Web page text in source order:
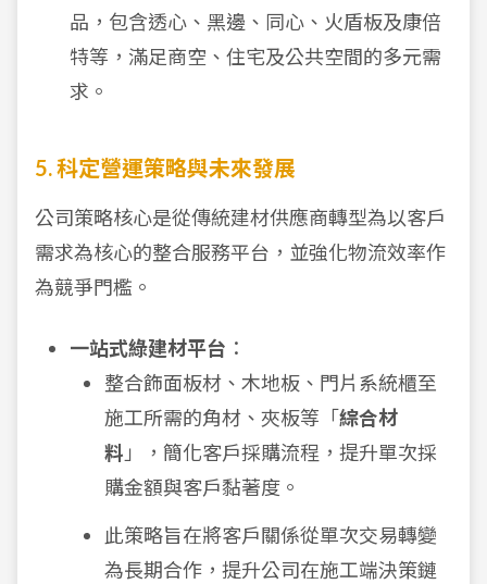
品，包含透心、黑邊、同心、火盾板及康倍
特等，滿足商空、住宅及公共空間的多元需
求。
5. 科定營運策略與未來發展
公司策略核心是從傳統建材供應商轉型為以客戶
需求為核心的整合服務平台，並強化物流效率作
為競爭門檻。
一站式綠建材平台 ：
整合飾面板材、木地板、門片系統櫃至
施工所需的角材、夾板等「綜合材
料 」，簡化客戶採購流程，提升單次採
購金額與客戶黏著度。
此策略旨在將客戶關係從單次交易轉變
為長期合作，提升公司在施工端決策鏈